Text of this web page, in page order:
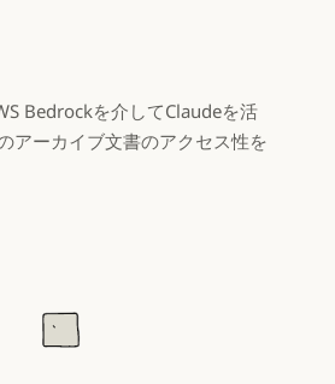
Bedrockを介してClaudeを活
アーカイブ文書のアクセス性を